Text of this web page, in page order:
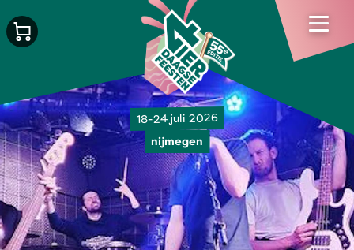
18-24 juli 2026
nijmegen